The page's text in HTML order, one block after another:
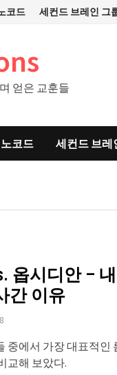
코드 세컨드 브레인 그
얻은 교훈들
노코드 세컨드 브레
옵시디안 –
간 이유
8
중에서 가장 대표적인
교해 보았다.